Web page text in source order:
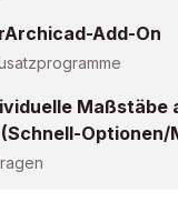
Add-On
Maßstäbe
Optionen/